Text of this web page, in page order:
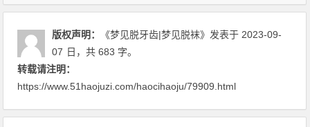
版权声明： 《梦见脱牙齿|梦见脱袜》 发表于 2023-09-
07 日 ，共 683 字。
转载请注明：
https://www.51haojuzi.com/haocihaoju/79909.html